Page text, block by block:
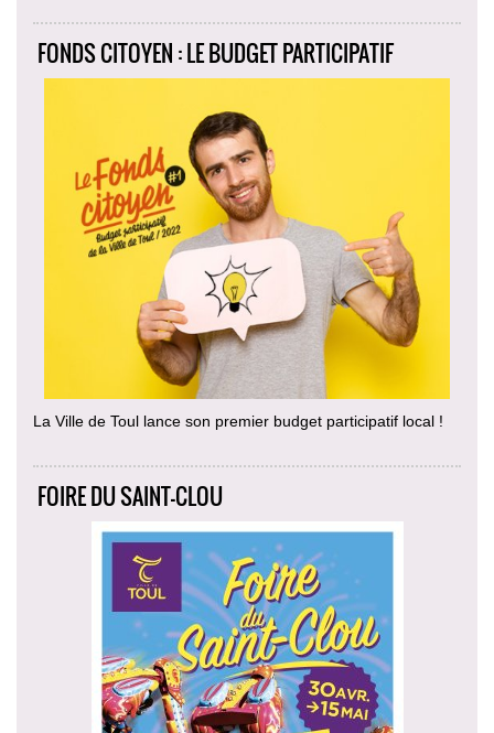
FONDS CITOYEN : LE BUDGET PARTICIPATIF
La Ville de Toul lance son premier budget participatif local !
FOIRE DU SAINT-CLOU